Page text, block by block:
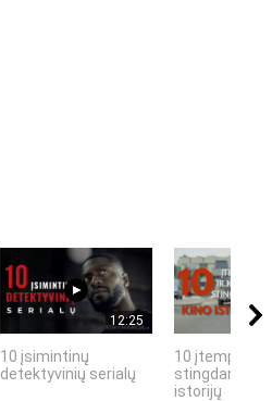
12:25
10 įsimintinų
detektyvinių serialų
10 įtemptų,
stingdančių
istorijų